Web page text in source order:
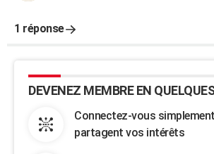
1 réponse
DEVENEZ MEMBRE EN
Connectez-vous
partagent vos intérêts